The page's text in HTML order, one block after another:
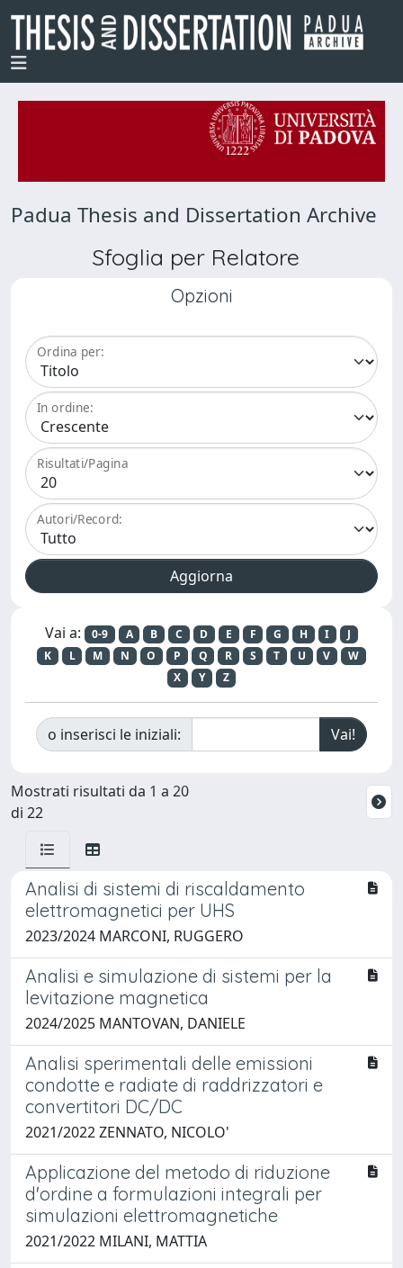
Padua Thesis and Dissertation Archive
Sfoglia per Relatore
Opzioni
Ordina per:
In ordine:
Risultati/Pagina
Autori/Record:
Vai a: 0-9 A B C D E F G H I
J
K
L M N O P Q R S T U V
W
X
Y Z
o inserisci le iniziali:
Mostrati risultati da 1 a 20
di 22
Analisi di sistemi di riscaldamento
elettromagnetici per UHS
2023/2024 MARCONI, RUGGERO
Analisi e simulazione di sistemi per la
levitazione magnetica
2024/2025 MANTOVAN, DANIELE
Analisi sperimentali delle emissioni
condotte e radiate di raddrizzatori e
convertitori DC/DC
2021/2022 ZENNATO, NICOLO'
Applicazione del metodo di riduzione
d'ordine a formulazioni integrali per
simulazioni elettromagnetiche
2021/2022 MILANI, MATTIA